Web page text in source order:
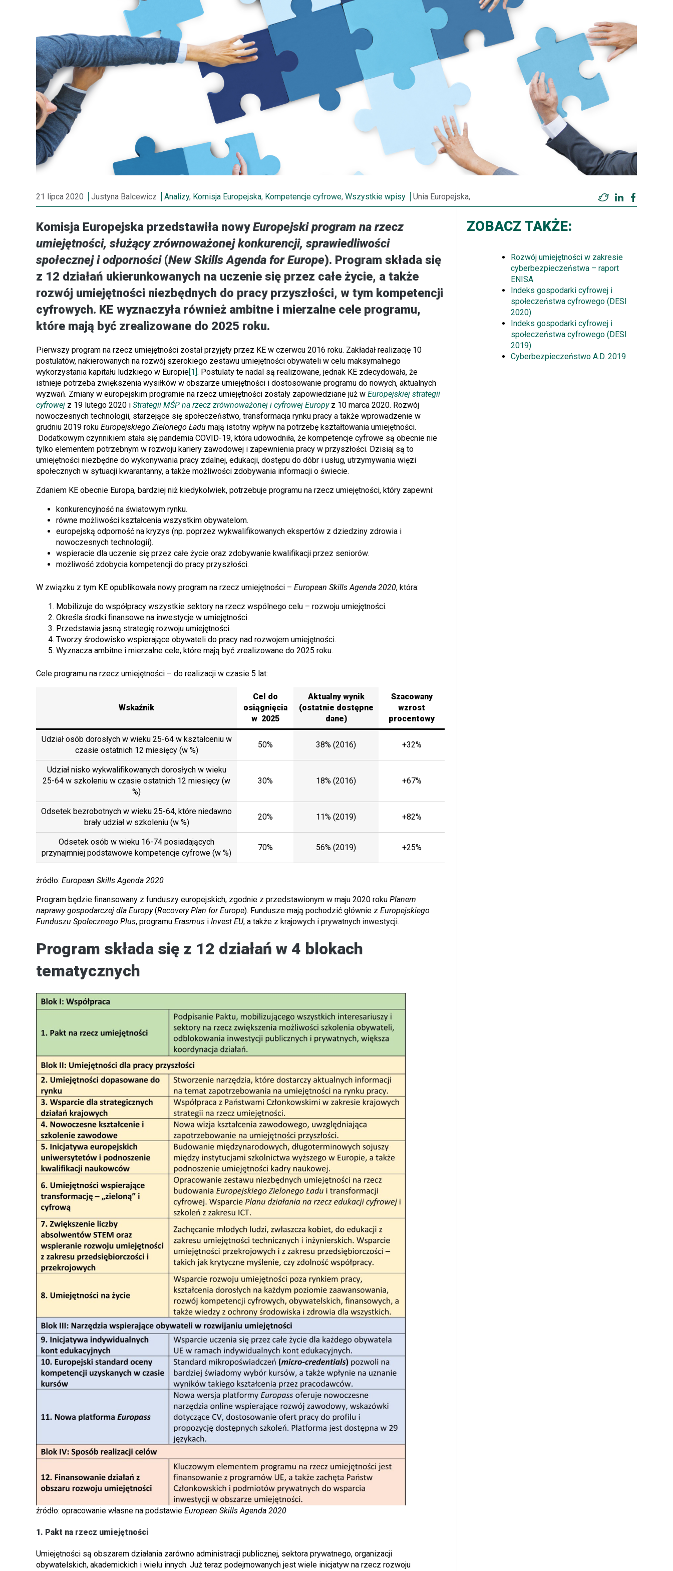
21 lipca 2020 Justyna Balcewicz Analizy, Komisja Europejska, Kompetencje cyfrowe, Wszystkie wpisy Unia Europejska, TwitterLinkedIn
Komisja Europejska przedstawiła nowyEuropejski program na rzecz
umiejętności, służący zrównoważonej konkurencji, sprawiedliwości
społecznej i odporności(New Skills Agenda for Europe). Program składa się
z 12 działań ukierunkowanych na uczenie się przez całe życie, a także
rozwój umiejętności niezbędnych do pracy przyszłości, w tym kompetencji
cyfrowych. KE wyznaczyła również ambitne i mierzalne cele programu,
które mają być zrealizowane do 2025 roku.
Pierwszy program na rzecz umiejętności został przyjęty przez KE w czerwcu 2016 roku. Zakładał realizację 10
postulatów, nakierowanych na rozwój szerokiego zestawu umiejętności obywateli w celu maksymalnego
wykorzystania kapitału ludzkiego w Europie[1]. Postulaty te nadal są realizowane, jednak KE zdecydowała, że
istnieje potrzeba zwiększenia wysiłków w obszarze umiejętności i dostosowanie programu do nowych, aktualnych
wyzwań. Zmiany w europejskim programie na rzecz umiejętności zostały zapowiedziane już w Europejskiej strategii
cyfrowej z 19 lutego 2020 i Strategii MŚP na rzecz zrównoważonej i cyfrowej Europyz 10 marca 2020. Rozwój
nowoczesnych technologii, starzejące się społeczeństwo, transformacja rynku pracy a także wprowadzenie w
grudniu 2019 roku Europejskiego Zielonego Ładu mają istotny wpływ na potrzebę kształtowania umiejętności.
Dodatkowym czynnikiem stała się pandemia COVID-19, która udowodniła, że kompetencje cyfrowe są obecnie nie
tylko elementem potrzebnym w rozwoju kariery zawodowej i zapewnienia pracy w przyszłości. Dzisiaj są to
umiejętności niezbędne do wykonywania pracy zdalnej, edukacji, dostępu do dóbr i usług, utrzymywania więzi
społecznych w sytuacji kwarantanny, a także możliwości zdobywania informacji o świecie.
Zdaniem KE obecnie Europa, bardziej niż kiedykolwiek, potrzebuje programu na rzecz umiejętności, który zapewni:
konkurencyjność na światowym rynku.
równe możliwości kształcenia wszystkim obywatelom.
europejską odporność na kryzys (np. poprzez wykwalifikowanych ekspertów z dziedziny zdrowia i
nowoczesnych technologii).
wspieracie dla uczenie się przez całe życie oraz zdobywanie kwalifikacji przez seniorów.
możliwość zdobycia kompetencji do pracy przyszłości.
W związku z tym KE opublikowała nowy program na rzecz umiejętności – European Skills Agenda 2020, która:
Mobilizuje do współpracy wszystkie sektory na rzecz wspólnego celu – rozwoju umiejętności.
Określa środki finansowe na inwestycje w umiejętności.
Przedstawia jasną strategię rozwoju umiejętności.
Tworzy środowisko wspierające obywateli do pracy nad rozwojem umiejętności.
Wyznacza ambitne i mierzalne cele, które mają być zrealizowane do 2025 roku.
Cele programu na rzecz umiejętności – do realizacji w czasie 5 lat:
Wskaźnik
Cel do
osiągnięcia
w 2025
Aktualny wynik
(ostatnie dostępne
dane)
Szacowany
wzrost
procentowy
Udział osób dorosłych w wieku 25-64 w kształceniu w
czasie ostatnich 12 miesięcy (w %)
50% 38% (2016) +32%
Udział nisko wykwalifikowanych dorosłych w wieku
25-64 w szkoleniu w czasie ostatnich 12 miesięcy (w
%)
30% 18% (2016) +67%
Odsetek bezrobotnych w wieku 25-64, które niedawno
brały udział w szkoleniu (w %)
20% 11% (2019) +82%
Odsetek osób w wieku 16-74 posiadających
przynajmniej podstawowe kompetencje cyfrowe (w %)
70% 56% (2019) +25%
źródło: European Skills Agenda 2020
Program będzie finansowany z funduszy europejskich, zgodnie z przedstawionym w maju 2020 roku Planem
naprawy gospodarczej dla Europy(Recovery Plan for Europe). Fundusze mają pochodzić głównie z Europejskiego
Funduszu Społecznego Plus, programu Erasmus i Invest EU, a także z krajowych i prywatnych inwestycji.
Program składa się z 12 działań w 4 blokach
tematycznych
źródło: opracowanie własne na podstawie European Skills Agenda 2020
1. Pakt na rzecz umiejętności
Umiejętności są obszarem działania zarówno administracji publicznej, sektora prywatnego, organizacji
obywatelskich, akademickich i wielu innych. Już teraz podejmowanych jest wiele inicjatyw na rzecz rozwoju
ZOBACZ TAKŻE:
Rozwój umiejętności w zakresie
cyberbezpieczeństwa – raport
ENISA
Indeks gospodarki cyfrowej i
społeczeństwa cyfrowego (DESI
2020)
Indeks gospodarki cyfrowej i
społeczeństwa cyfrowego (DESI
2019)
Cyberbezpieczeństwo A.D. 2019